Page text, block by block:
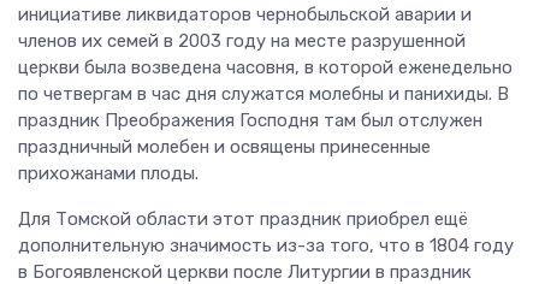
инициативе ликвидаторов чернобыльской аварии и
членов их семей в 2003 году на месте разрушенной
церкви была возведена часовня, в которой еженедельно
по четвергам в час дня служатся молебны и панихиды. В
праздник Преображения Господня там был отслужен
праздничный молебен и освящены принесенные
прихожанами плоды.
Для Томской области этот праздник приобрел ещё
дополнительную значимость из-за того, что в 1804 году
в Богоявленской церкви после Литургии в праздник